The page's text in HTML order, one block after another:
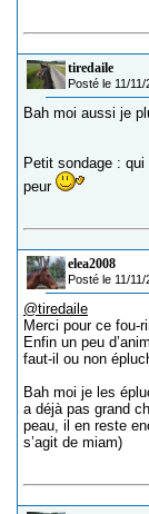
tiredaile
Posté le 11/
Bah moi aussi je
Petit sondage :
peur
elea2008
Posté le 11/
@tiredaile
Merci pour ce fou-
Enfin un peu
faut-il ou non
Bah moi je les
a déjà pas grand
peau, il en reste
s’agit de miam)